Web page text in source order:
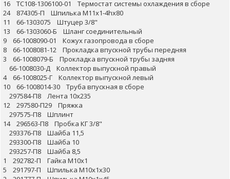
16 ТС108-1306100-01 Термостат системы охлаждения в сборе
24 874305-П Шпилька М11х1-4hх80
11 66-1303075 Штуцер 3/8"
13 66-1303060-Б Шланг соединительный
9 66-1008090-01 Кожух газопровода в сборе
8 66-1008081-12 Прокладка впускной трубы передняя
3 66-1008079-Б Прокладка впускной трубы задняя
66-1008030-Д Коллектор выпускной правый
4 66-1008025-Г Коллектор выпускной левый
10 66-1008014-30 Труба впускная в сборе
297584-П8 Лента 10х235
12 297580-П29 Пряжка
297575-П8 Шплинт
14 296563-П8 Пробка КГ 3/8"
293376-П8 Шайба 11,5
293300-П8 Шайба 10
293257-П8 Шайба 8,5
1 292782-П Гайка М10х1
5 291797-П Шпилька М10х1х30